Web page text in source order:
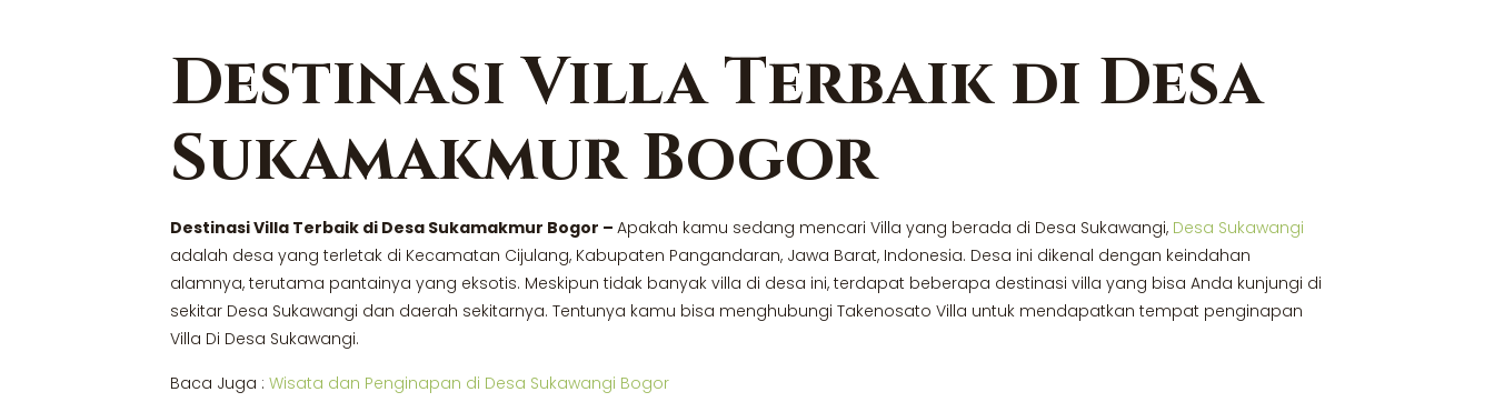
Destinasi Villa Terbaik di Desa
Sukamakmur Bogor
Destinasi Villa Terbaik di Desa Sukamakmur Bogor – Apakah kamu sedang mencari Villa yang berada di Desa Sukawangi, Desa Sukawangi
adalah desa yang terletak di Kecamatan Cijulang, Kabupaten Pangandaran, Jawa Barat, Indonesia. Desa ini dikenal dengan keindahan
alamnya, terutama pantainya yang eksotis. Meskipun tidak banyak villa di desa ini, terdapat beberapa destinasi villa yang bisa Anda kunjungi di
sekitar Desa Sukawangi dan daerah sekitarnya. Tentunya kamu bisa menghubungi Takenosato Villa untuk mendapatkan tempat penginapan
Villa Di Desa Sukawangi.
Baca Juga : Wisata dan Penginapan di Desa Sukawangi Bogor